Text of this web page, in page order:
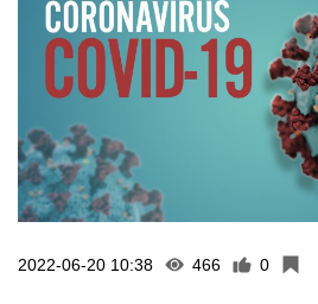
2022-06-20 10:38 466 0